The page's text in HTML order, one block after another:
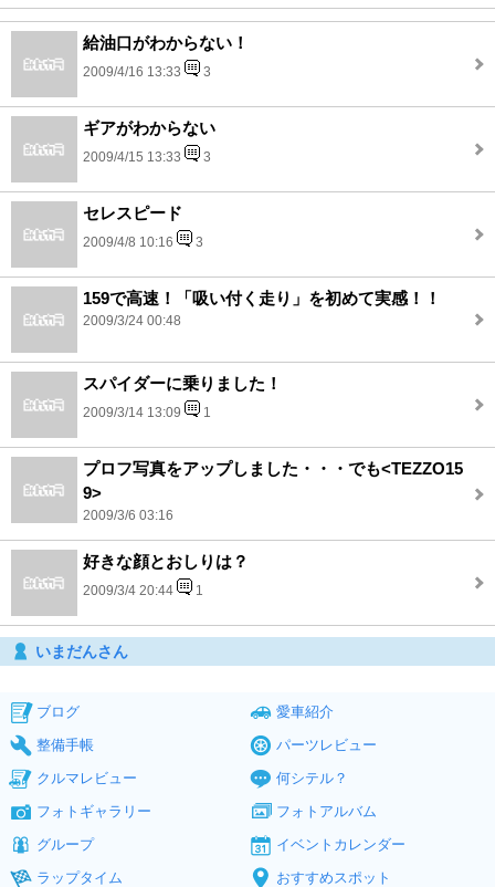
給油口がわからない！
2009/4/16 13:33 3
ギアがわからない
2009/4/15 13:33 3
セレスピード
2009/4/8 10:16 3
159で高速！「吸い付く走り」を初めて実感！！
2009/3/24 00:48
スパイダーに乗りました！
2009/3/14 13:09 1
プロフ写真をアップしました・・・でも<TEZZO15
9>
2009/3/6 03:16
好きな顔とおしりは？
2009/3/4 20:44 1
いまだんさん
ブログ
愛車紹介
整備手帳
パーツレビュー
クルマレビュー
何シテル？
フォトギャラリー
フォトアルバム
グループ
イベントカレンダー
ラップタイム
おすすめスポット